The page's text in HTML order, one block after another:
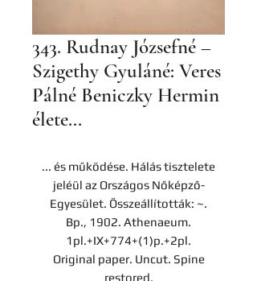
343. Rudnay Józsefné –
Szigethy Gyuláné: Veres
Pálné Beniczky Hermin
élete...
... és működése. Hálás tisztelete
jeléül az Országos Nőképző-
Egyesület. Összeállították: ~.
Bp., 1902. Athenaeum.
1pl.+IX+774+(1)p.+2pl.
Original paper. Uncut. Spine
restored.